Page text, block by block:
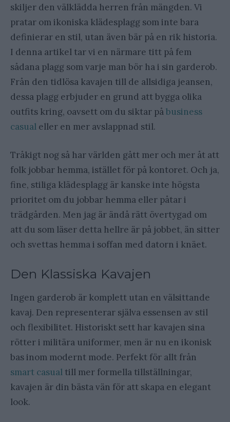
skiljer den välklädda herren från mängden. Vi
pratar om ikoniska klädesplagg som inte bara
definierar en stil, utan även bär på en rik historia.
I denna artikel tar vi en närmare titt på fem
sådana plagg som varje man bör ha i sin garderob.
Från den tidlösa kavajen till de allsidiga jeansen,
dessa plagg erbjuder en grund att bygga olika
outfits kring, oavsett om du siktar påbusiness
casual eller en mer avslappnad stil.
Tråkigt nog så har världen gått mer och mer åt att
folk jobbar hemma, istället för på kontoret. Och ja,
fine, stiliga klädesplagg är kanske inte högsta
prioritet om du jobbar hemma eller påtar i
trädgården. Men jag är ändå rätt övertygad om
att du som läser detta hellre är på jobbet, än sitter
och svettas hemma i soffan med datorn i knäet.
Den Klassiska Kavajen
Ingen garderob är komplett utan en välsittande
kavaj. Den representerar själva essensen av stil
och flexibilitet. Historiskt sett har kavajen sina
rötter i militära uniformer, men är nu en ikonisk
bas inom modernt mode. Perfekt för allt från
smart casual till mer formella tillställningar,
kavajen är din bästa vän för att skapa en elegant
look.